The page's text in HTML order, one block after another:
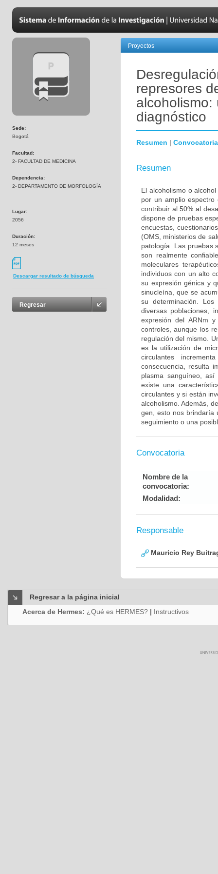
Sede:
Bogotá
Facultad:
2- FACULTAD DE MEDICINA
Dependencia:
2- DEPARTAMENTO DE MORFOLOGÍA
Lugar:
2056
Duración:
12 meses
Descargar resultado de búsqueda
Regresar
Proyectos
represores
diagnóstico
Resumen | Convocatoria
Resumen
El alcoholismo o
por un amplio espectro
contribuir al 50% al
dispone de pruebas
encuestas,
(OMS, ministerios de
patología. Las pruebas
son realmente
moleculares
individuos con un alto
su expresión génica y
sinucleína, que se
su determinación.
diversas poblaciones,
expresión del ARNm
controles, aunque los
regulación del mismo.
es la utilización de
circulantes
consecuencia, resulta
plasma sanguíneo, así
existe una
circulantes y si están
alcoholismo. Además,
gen, esto nos brindaría
seguimiento o una
Convocatoria
Nombre de la
convocatoria:
Modalidad:
Responsable
Mauricio Rey
Regresar a la página inicial
Acerca de Hermes: ¿Qué es HERMES? | Instructivos